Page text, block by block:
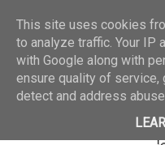
02 jun 2026
30/05/2026
DE FOTOS
2026
GALERIA
16/05/2026
DE FOTOS
This site uses cookies
to analyze traffic. Your IP
with Google along with
ensure quality of service,
detect and address